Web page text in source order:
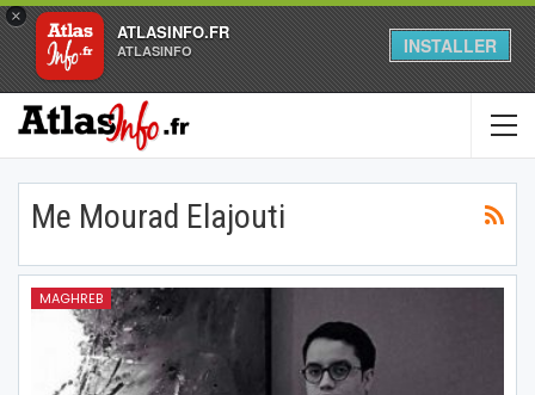
×
ATLASINFO.FR
ATLASINFO INSTALLER
Me Mourad Elajouti
MAGHREB